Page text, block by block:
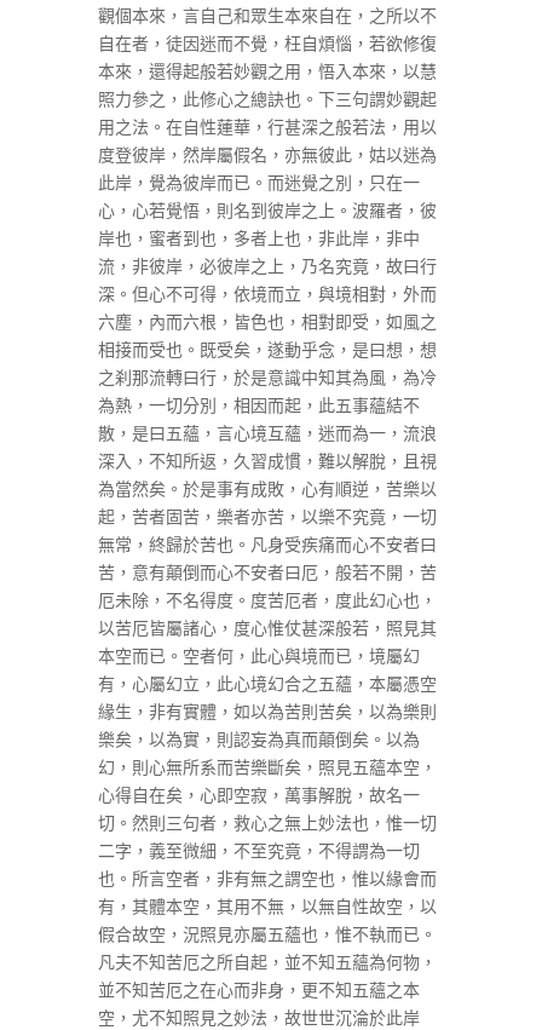
觀個本來，言自己和眾生本來自在，之所以不
自在者，徒因迷而不覺，枉自煩惱，若欲修復
本來，還得起般若妙觀之用，悟入本來，以慧
照力參之，此修心之總訣也。下三句謂妙觀起
用之法。在自性蓮華，行甚深之般若法，用以
度登彼岸，然岸屬假名，亦無彼此，姑以迷為
此岸，覺為彼岸而已。而迷覺之別，只在一
心，心若覺悟，則名到彼岸之上。波羅者，彼
岸也，蜜者到也，多者上也，非此岸，非中
流，非彼岸，必彼岸之上，乃名究竟，故曰行
深。但心不可得，依境而立，與境相對，外而
六塵，內而六根，皆色也，相對即受，如風之
相接而受也。既受矣，遂動乎念，是曰想，想
之刹那流轉曰行，於是意識中知其為風，為冷
為熱，一切分別，相因而起，此五事蘊結不
散，是曰五蘊，言心境互蘊，迷而為一，流浪
深入，不知所返，久習成慣，難以解脫，且視
為當然矣。於是事有成敗，心有順逆，苦樂以
起，苦者固苦，樂者亦苦，以樂不究竟，一切
無常，終歸於苦也。凡身受疾痛而心不安者曰
苦，意有顛倒而心不安者曰厄，般若不開，苦
厄未除，不名得度。度苦厄者，度此幻心也，
以苦厄皆屬諸心，度心惟仗甚深般若，照見其
本空而已。空者何，此心與境而已，境屬幻
有，心屬幻立，此心境幻合之五蘊，本屬憑空
緣生，非有實體，如以為苦則苦矣，以為樂則
樂矣，以為實，則認妄為真而顛倒矣。以為
幻，則心無所系而苦樂斷矣，照見五蘊本空，
心得自在矣，心即空寂，萬事解脫，故名一
切。然則三句者，救心之無上妙法也，惟一切
二字，義至微細，不至究竟，不得謂為一切
也。所言空者，非有無之謂空也，惟以緣會而
有，其體本空，其用不無，以無自性故空，以
假合故空，況照見亦屬五蘊也，惟不執而已。
凡夫不知苦厄之所自起，並不知五蘊為何物，
並不知苦厄之在心而非身，更不知五蘊之本
空，尤不知照見之妙法，故世世沉淪於此岸